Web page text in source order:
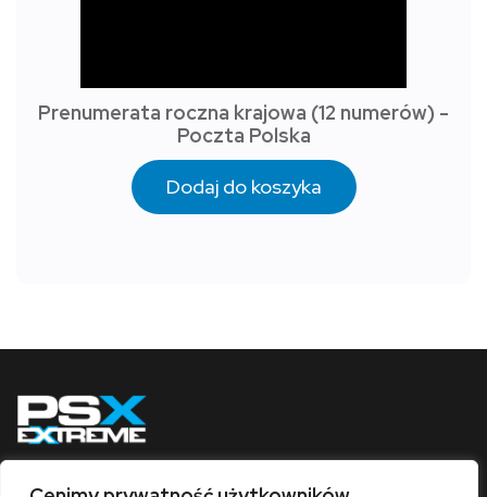
Prenumerata roczna krajowa (12 numerów) -
Poczta Polska
Dodaj do koszyka